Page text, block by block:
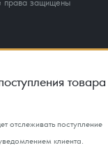
товара
отслеживать поступление
клиента.